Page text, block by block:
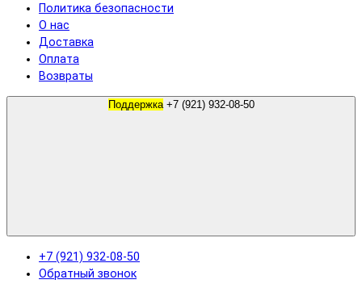
Политика безопасности
О нас
Доставка
Оплата
Возвраты
Поддержка +7 (921) 932-08-50
+7 (921) 932-08-50
Обратный звонок